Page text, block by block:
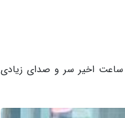
به گزارش وبلاگ علیپور رحمتی، پروژه های بلندپروازانه ایلان ماسک مدیرعامل تسلا در 24 ساعت اخیر سر و صدای زیادی